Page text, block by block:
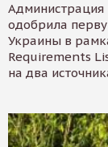
одобрила
Украины в
Requirements
на два